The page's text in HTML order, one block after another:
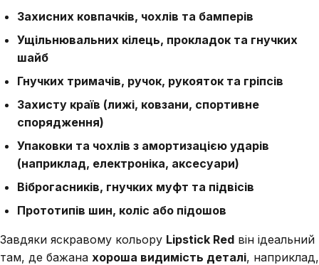
Захисних ковпачків, чохлів та бамперів
Ущільнювальних кілець, прокладок та гнучких
шайб
Гнучких тримачів, ручок, рукояток та гріпсів
Захисту країв (лижі, ковзани, спортивне
спорядження)
Упаковки та чохлів з амортизацією ударів
(наприклад, електроніка, аксесуари)
Віброгасників, гнучких муфт та підвісів
Прототипів шин, коліс або підошов
Завдяки яскравому кольору Lipstick Red він ідеальний
там, де бажана хороша видимість деталі, наприклад,